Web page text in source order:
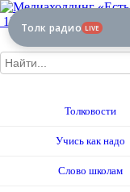
12+
Толковости
Учись как надо
Слово школам
Толк радио LIVE